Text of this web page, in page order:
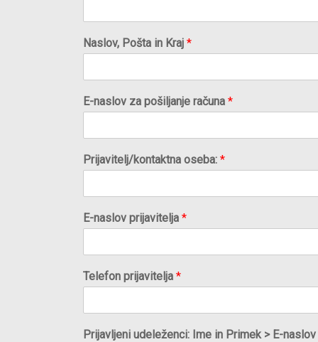
Naslov, Pošta in Kraj *
E-naslov za pošiljanje računa *
Prijavitelj/kontaktna oseba: *
E-naslov prijavitelja *
Telefon prijavitelja *
Prijavljeni udeleženci: Ime in Primek > E-